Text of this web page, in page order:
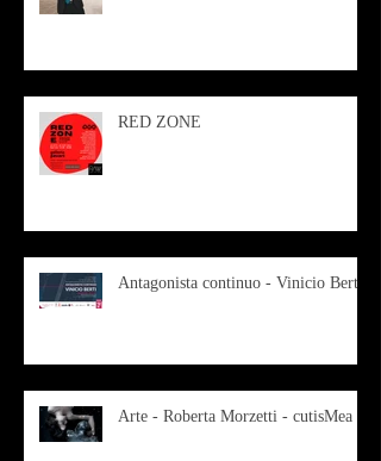
RED ZONE
Antagonista continuo - Vinicio Berti
Arte - Roberta Morzetti - cutisMea